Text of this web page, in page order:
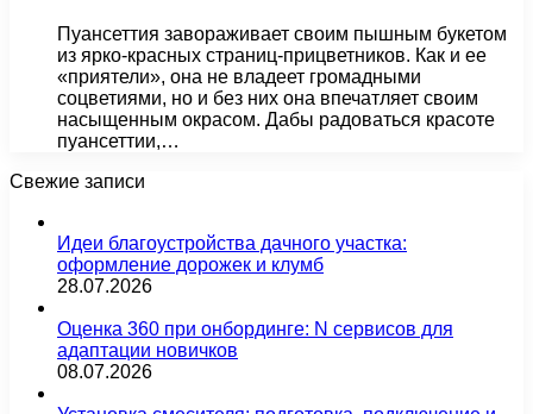
Пуансеттия завораживает своим пышным букетом
из ярко-красных страниц-прицветников. Как и ее
«приятели», она не владеет громадными
соцветиями, но и без них она впечатляет своим
насыщенным окрасом. Дабы радоваться красоте
пуансеттии,…
Свежие записи
Идеи благоустройства дачного участка:
оформление дорожек и клумб
28.07.2026
Оценка 360 при онбординге: N сервисов для
адаптации новичков
08.07.2026